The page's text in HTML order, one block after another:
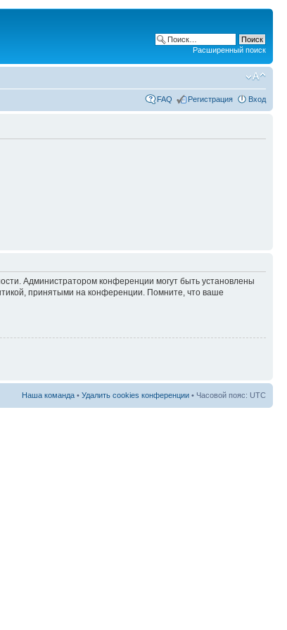
Расширенный поиск
FAQ Регистрация Вход
Администратором конференции могут быть установлены
принятыми на конференции. Помните, что ваше
Наша команда • Удалить cookies конференции • Часовой пояс: UTC